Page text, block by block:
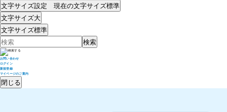
文字サイズ設定 現在の文字サイズ標準
文字サイズ大
文字サイズ標準
お問い合わせ
ログイン
新規登録
マイページのご案内
閉じる